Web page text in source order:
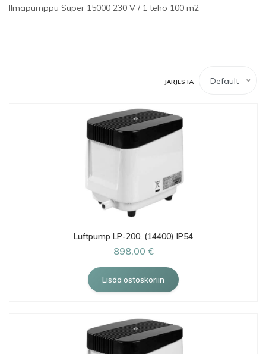
Ilmapumppu Super 15000 230 V / 1 teho 100 m2
.
JÄRJESTÄ Default
Luftpump LP-200, (14400) IP54
898,00 €